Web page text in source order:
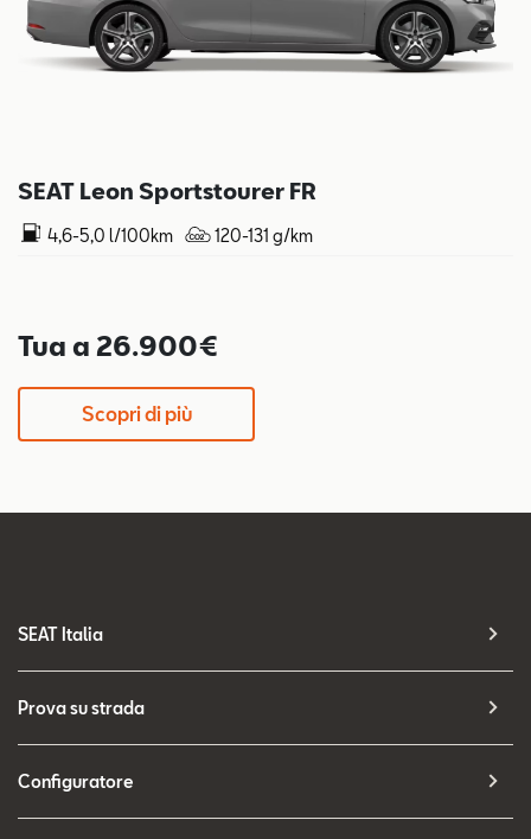
SEAT Leon Sportstourer FR
4,6-5,0 l/100km 120-131 g/km
Tua a 26.900€
Scopri di più
SEAT Italia
Prova su strada
Configuratore